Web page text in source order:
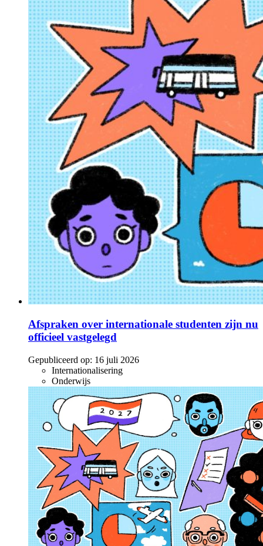
Afspraken over internationale studenten zijn nu
officieel vastgelegd
Gepubliceerd op: 16 juli 2026
Internationalisering
Onderwijs